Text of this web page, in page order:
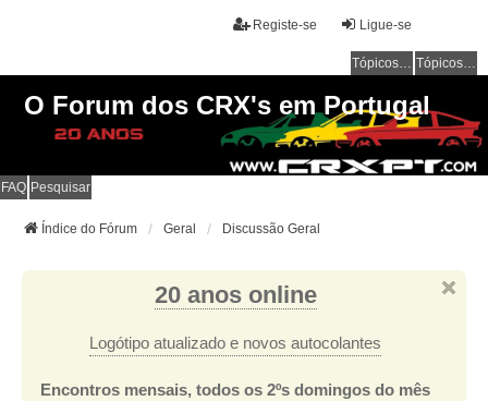
Ligue-se
Registe-se
Tópicos sem resposta Tópicos ativos
O Forum dos CRX's em Portugal
FAQ Pesquisar
Índice do Fórum Geral Discussão Geral
20 anos online
Logótipo atualizado e novos autocolantes
Encontros mensais, todos os 2ºs domingos do mês